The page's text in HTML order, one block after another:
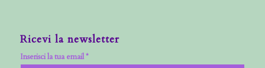
Ricevi la newsletter
Inserisci la tua email *